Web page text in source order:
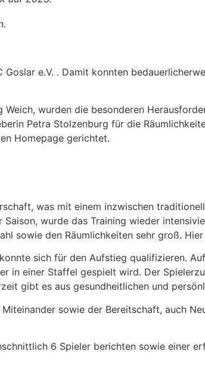
e.V. . Damit konnten
wurden die besonderen
Petra Stolzenburg für die
Homepage gerichtet.
was mit einem inzwischen
wurde das Training wieder
sowie den Räumlichkeiten sehr groß.
sich für den Aufstieg qualifizieren.
in einer Staffel gespielt wird. Der
gibt es aus gesundheitlichen und
sowie der Bereitschaft, auch
6 Spieler berichten sowie einer